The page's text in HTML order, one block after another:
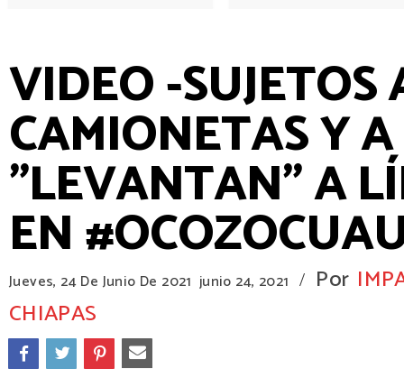
VIDEO -SUJETOS
CAMIONETAS Y
"LEVANTAN" A
EN
Jueves, 24 De Junio De 2021 junio 24, 2021 / Por
CHIAPAS